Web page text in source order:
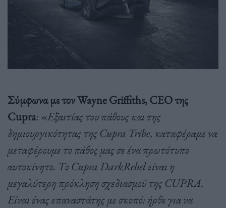
Σύμφωνα με τον Wayne Griffiths, CEO της
Cupra: «Εξαιτίας του πάθους και της
δημιουργικότητας της Cupra Tribe, καταφέραμε να
μεταφέρουμε το πάθος μας σε ένα πρωτότυπο
αυτοκίνητο. Το Cupra DarkRebel είναι η
μεγαλύτερη πρόκληση σχεδιασμού της CUPRA.
Είναι ένας επαναστάτης με σκοπό: ήρθε για να